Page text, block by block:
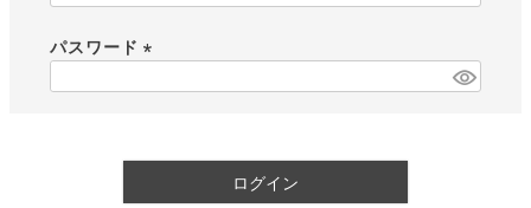
)
パスワード
ログイン